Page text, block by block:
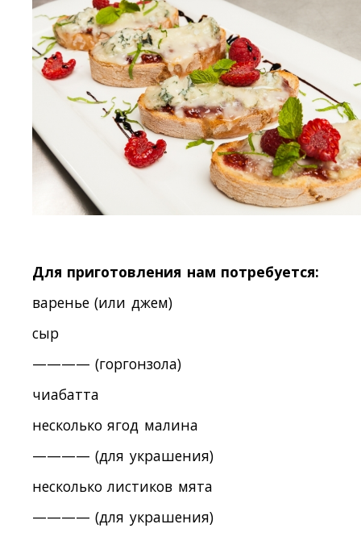
Для приготовления нам потребуется:
варенье (или джем)
сыр
———— (горгонзола)
чиабатта
несколько ягод малина
———— (для украшения)
несколько листиков мята
———— (для украшения)